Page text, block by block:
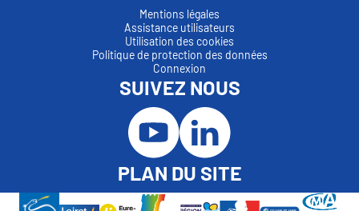
Mentions légales
Assistance utilisateurs
Utilisation des cookies
Politique de protection des données
Connexion
SUIVEZ NOUS
PLAN DU SITE